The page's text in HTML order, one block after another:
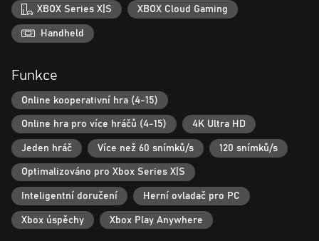
XBOX Series X|S XBOX Cloud Gaming
Handheld
Funkce
Online kooperativní hra (4-15)
Online hra pro více hráčů (4-15) 4K Ultra HD
Jeden hráč Více než 60 snímků/s 120 snímků/s
Optimalizováno pro Xbox Series X|S
Inteligentní doručení Herní ovladač pro PC
Xbox úspěchy Xbox Play Anywhere